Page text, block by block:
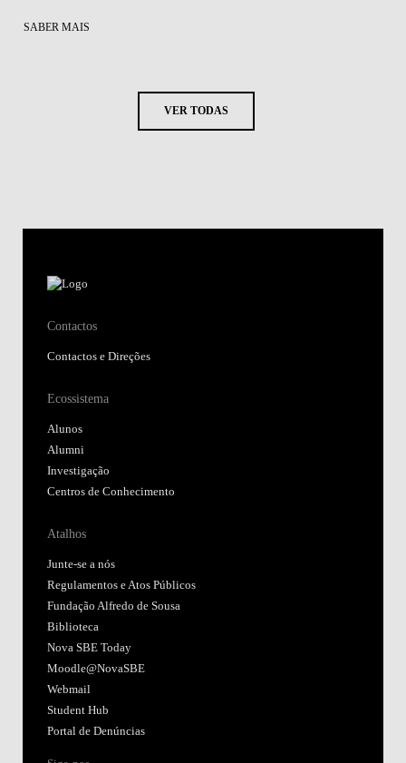
SABER MAIS
VER TODAS
Contactos
Contactos e Direções
Ecossistema
Alunos
Alumni
Investigação
Centros de Conhecimento
Atalhos
Junte-se a nós
Regulamentos e Atos Públicos
Fundação Alfredo de Sousa
Biblioteca
Nova SBE Today
Moodle@NovaSBE
Webmail
Student Hub
Portal de Denúncias